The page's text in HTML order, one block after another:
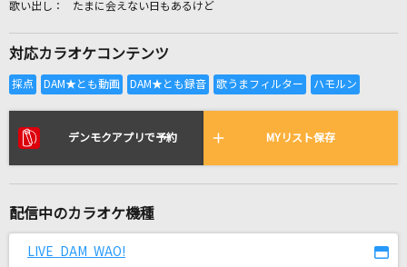
全国りれき
リアルタイムで歌われている曲の一覧
恋
たまに会えない日もあるけど
対応カラオケコンテンツ
デンモクアプリで予約 MYリスト保存
配信中のカラオケ機種
LIVE DAM WAO!